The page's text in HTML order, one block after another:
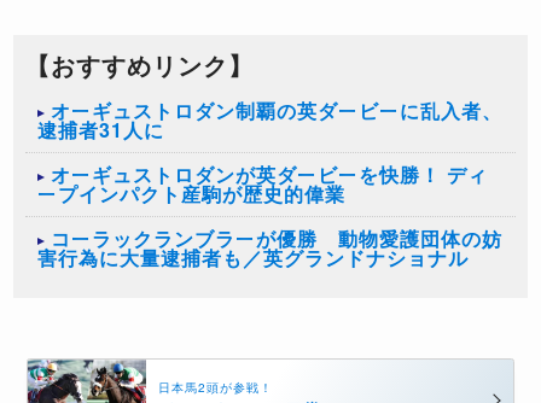
【おすすめリンク】
オーギュストロダン制覇の英ダービーに乱入者、
逮捕者31人に
オーギュストロダンが英ダービーを快勝！ ディ
ープインパクト産駒が歴史的偉業
コーラックランブラーが優勝 動物愛護団体の妨
害行為に大量逮捕者も／英グランドナショナル
日本馬2頭が参戦！